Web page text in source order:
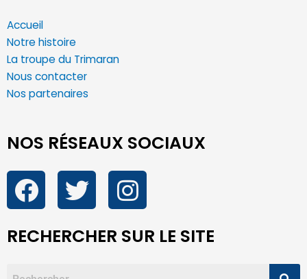
Accueil
Notre histoire
La troupe du Trimaran
Nous contacter
Nos partenaires
NOS RÉSEAUX SOCIAUX
RECHERCHER SUR LE SITE